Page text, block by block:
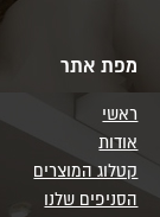
מפת אתר
ראשי
אודות
קטלוג המוצרים
הסניפים שלנו